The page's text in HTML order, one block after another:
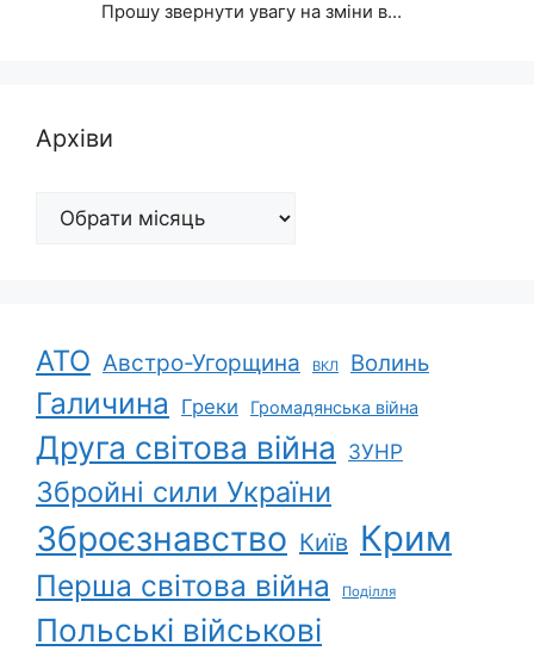
Прошу звернути увагу на зміни в…
Архіви
Архіви
АТО Австро-Угорщина ВКЛ Волинь
Галичина Греки Громадянська війна
Друга світова війна ЗУНР
Збройні сили України
Зброєзнавство Київ Крим
Перша світова війна Поділля
Польські військові